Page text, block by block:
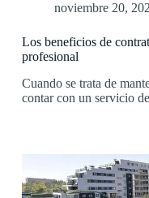
noviembre 20,
Los beneficios de
profesional
Cuando se trata de
contar con un servicio